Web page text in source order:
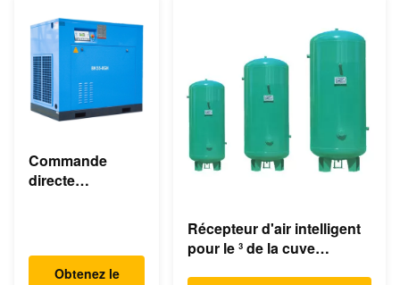
Commande
directe
d'air de vis de
55KW 75HP 8bar
Obtenez le
Récepteur d'air intelligent
pour le ³ de la cuve